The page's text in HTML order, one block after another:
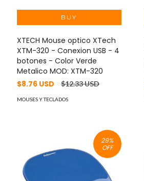
XTECH Mouse optico XTech
XTM-320 - Conexion USB - 4
botones - Color Verde
Metalico MOD: XTM-320
$8.76 USD
$12.33 USD
MOUSES Y TECLADOS
29%
OFF